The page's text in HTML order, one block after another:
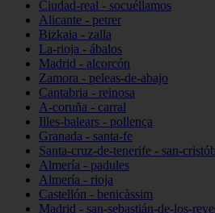
Ciudad-real - socuéllamos
Alicante - petrer
Bizkaia - zalla
La-rioja - ábalos
Madrid - alcorcón
Zamora - peleas-de-abajo
Cantabria - reinosa
A-coruña - carral
Illes-balears - pollença
Granada - santa-fe
Santa-cruz-de-tenerife - san-
Almería - padules
Almería - rioja
Castellón - benicàssim
Madrid - san-sebastián-de-los-